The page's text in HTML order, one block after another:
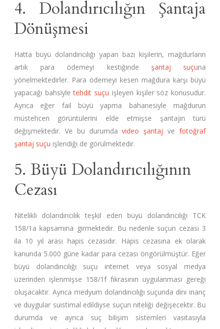
4. Dolandırıcılığın Şantaja
Dönüşmesi
Hatta büyü dolandırıcılığı yapan bazı kişilerin, mağdurların
artık para ödemeyi kestiğinde şantaj suçuna
yönelmektedirler. Para ödemeyi kesen mağdura karşı büyü
yapacağı bahsiyletehdit suçu işleyen kişiler söz konusudur.
Ayrıca eğer fail büyü yapma bahanesiyle mağdurun
müstehcen görüntülerini elde etmişse şantajın türü
değişmektedir. Ve bu durumdavideo şantaj vefotoğraf
şantaj suçu işlendiği de görülmektedir.
5. Büyü Dolandırıcılığının
Cezası
Nitelikli dolandırıcılık teşkil eden büyü dolandırıcılığı TCK
158/1a kapsamına girmektedir. Bu nedenle suçun cezası 3
ila 10 yıl arası hapis cezasıdır. Hapis cezasına ek olarak
kanunda 5.000 güne kadar para cezası öngörülmüştür. Eğer
büyü dolandırıcılığı suçu internet veya sosyal medya
üzerinden işlenmişse 158/1f fıkrasının uygulanması gereği
oluşacaktır. Ayrıca medyum dolandırıcılığı suçunda dini inanç
ve duygular suistimal edildiyse suçun niteliği değişecektir. Bu
durumda ve ayrıca suç bilişim sistemleri vasıtasıyla